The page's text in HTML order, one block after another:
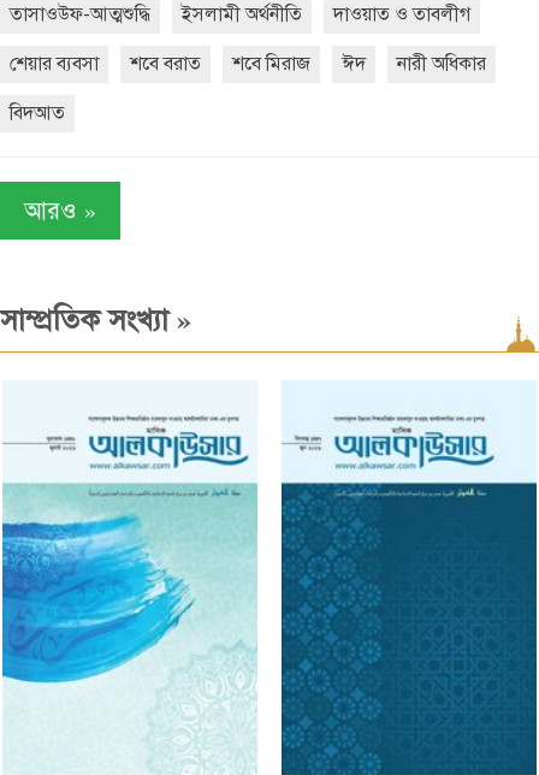
তাসাওউফ-আত্মশুদ্ধি ইসলামী অর্থনীতি দাওয়াত ও তাবলীগ
শেয়ার ব্যবসা শবে বরাত শবে মিরাজ ঈদ নারী অধিকার
বিদআত
আরও »
সাম্প্রতিক সংখ্যা»